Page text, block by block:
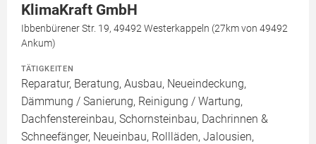
KlimaKraft GmbH
Ibbenbürener Str. 19, 49492 Westerkappeln (27km von 49492
Ankum)
TÄTIGKEITEN
Reparatur, Beratung, Ausbau, Neueindeckung,
Dämmung / Sanierung, Reinigung / Wartung,
Dachfenstereinbau, Schornsteinbau, Dachrinnen &
Schneefänger, Neueinbau, Rollläden, Jalousien,